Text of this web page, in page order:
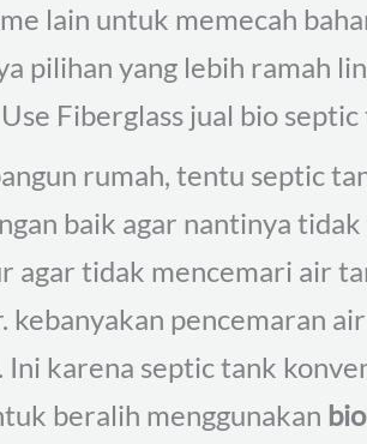
lain untuk memecah
pilihan yang lebih ramah
Fiberglass jual bio
rumah, tentu septic
baik agar nantinya
agar tidak mencemari air
kebanyakan pencemaran
Ini karena septic tank
beralih menggunakan